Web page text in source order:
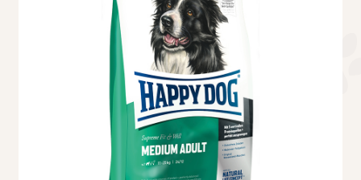
Τσάντες μεταφοράς